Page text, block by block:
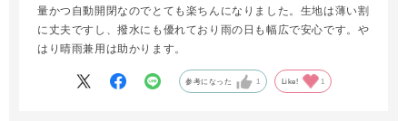
量かつ自動開閉なのでとても楽ちんになりました。生地は薄い割
に丈夫ですし、撥水にも優れており雨の日も幅広で安心です。や
はり晴雨兼用は助かります。
参考になった 1 Like! 1